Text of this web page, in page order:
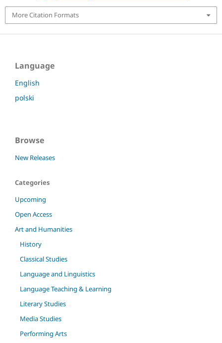
More Citation Formats
Language
English
polski
Browse
New Releases
Categories
Upcoming
Open Access
Art and Humanities
History
Classical Studies
Language and Linguistics
Language Teaching & Learning
Literary Studies
Media Studies
Performing Arts